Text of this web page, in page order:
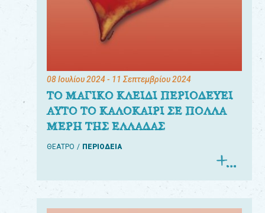
08 Ιουλίου 2024- 11 Σεπτεμβρίου 2024
ΤΟ ΜΑΓΙΚΟ ΚΛΕΙΔΙ ΠΕΡΙΟΔΕΥΕΙ
ΑΥΤΟ ΤΟ ΚΑΛΟΚΑΙΡΙ ΣΕ ΠΟΛΛΑ
ΜΕΡΗ ΤΗΣ ΕΛΛΑΔΑΣ
ΘΕΑΤΡΟ ΠΕΡΙΟΔΕΙΑ